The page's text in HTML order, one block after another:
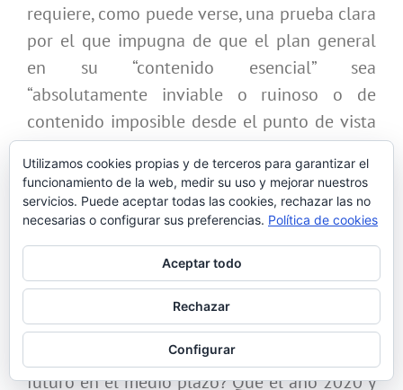
requiere, como puede verse, una prueba clara
por el que impugna de que el plan general
en su “contenido esencial” sea
“absolutamente inviable o ruinoso o de
contenido imposible desde el punto de vista
económico financiero”.
Y estamos ante un documento (el PXOM) a
15 años vista de previsiones. ¿Quién es capaz
de probar y afirmar que sus previsiones serán
‘absolutamente inviables o ruinosas o de
contenido imposible’ en dicho periodo de
tiempo si no es haciendo hipótesis, más o
menos voluntariosas o inciertas, sobre el
futuro en el medio plazo? Que el año 2020 y
Utilizamos cookies propias y de terceros para garantizar el
funcionamiento de la web, medir su uso y mejorar nuestros
servicios. Puede aceptar todas las cookies, rechazar las no
necesarias o configurar sus preferencias. Política de cookies
Aceptar todo
Rechazar
Configurar